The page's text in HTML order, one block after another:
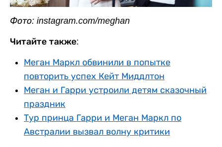
Фото: instagram.com/meghan
Читайте также:
Меган Маркл обвинили в попытке
повторить успех Кейт Миддлтон
Меган и Гарри устроили детям сказочный
праздник
Тур принца Гарри и Меган Маркл по
Австралии вызвал волну критики